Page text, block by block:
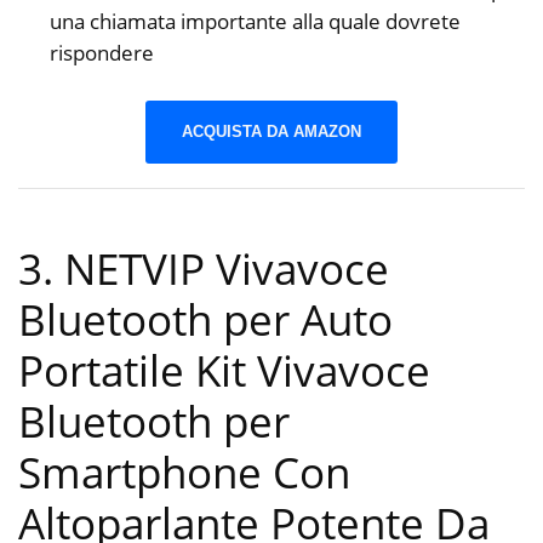
una chiamata importante alla quale dovrete
rispondere
ACQUISTA DA AMAZON
3. NETVIP Vivavoce
Bluetooth per Auto
Portatile Kit Vivavoce
Bluetooth per
Smartphone Con
Altoparlante Potente Da